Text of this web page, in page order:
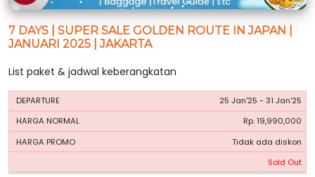
7 DAYS | SUPER SALE GOLDEN ROUTE IN JAPAN |
JANUARI 2025 | JAKARTA
List paket & jadwal keberangkatan
PERIODE
HARGA
25 Jan'25 - 31 Jan'25
Rp. 19,990,000
Tidak ada diskon
Sold Out